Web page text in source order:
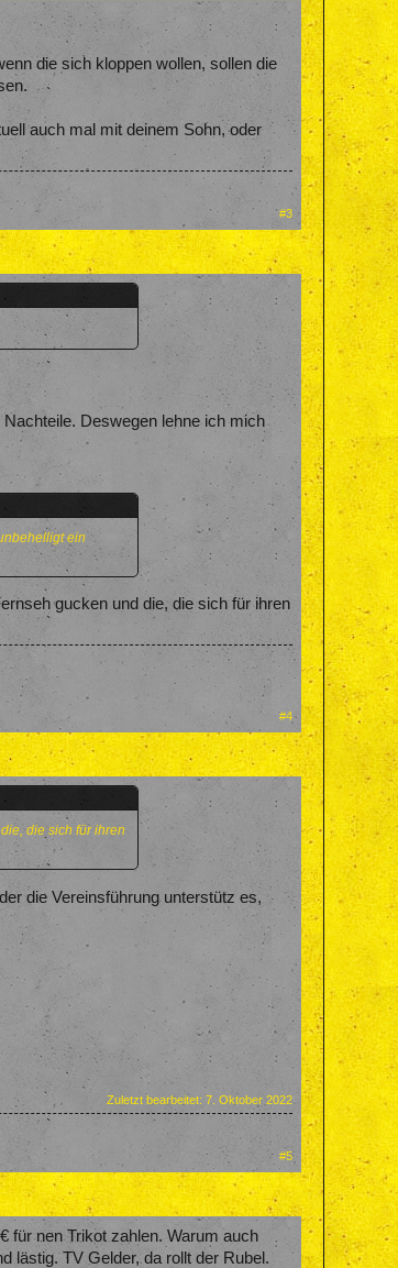
die sich kloppen wollen, sollen die
auch mal mit deinem Sohn, oder
#3
Deswegen lehne ich mich
ein
gucken und die, die sich für ihren
#4
die sich für ihren
die Vereinsführung unterstütz es,
Zuletzt bearbeitet: 7. Oktober 2022
#5
für nen Trikot zahlen. Warum auch
lästig. TV Gelder, da rollt der Rubel.